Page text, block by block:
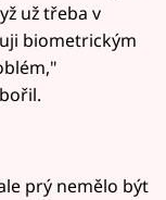
už třeba v
biometrickým
prý nemělo být